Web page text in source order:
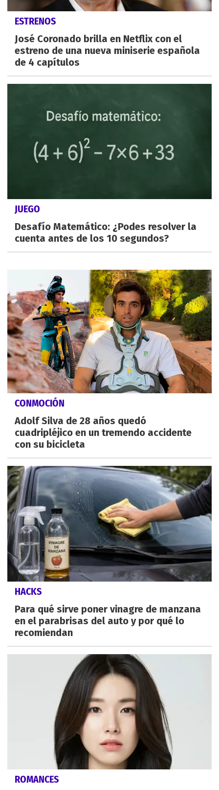
ESTRENOS
José Coronado brilla en Netflix con el
estreno de una nueva miniserie española
de 4 capítulos
JUEGO
Desafío Matemático: ¿Podes resolver la
cuenta antes de los 10 segundos?
CONMOCIÓN
Adolf Silva de 28 años quedó
cuadripléjico en un tremendo accidente
con su bicicleta
HACKS
Para qué sirve poner vinagre de manzana
en el parabrisas del auto y por qué lo
recomiendan
ROMANCES